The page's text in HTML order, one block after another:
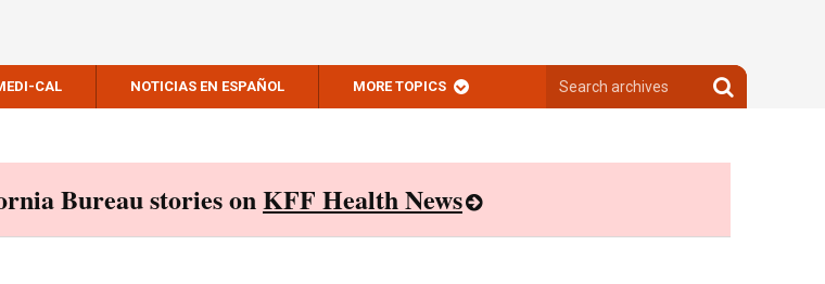
CAL NOTICIAS EN ESPAÑOL MORE TOPICS
archives
Search
archives
Bureau stories onKFF Health News